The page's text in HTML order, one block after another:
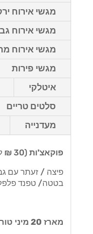
מגשי אירוח
מגשי אירוח
מגשי אירוח
מגשי פירות
איטלקי
סלטים טריים
מעדנייה
פוקאצ'ות (30 ₪ ליחידה)
פיצה / זעתר עם
בטטה/ טפנד
מארז 20 מיני טורטיות (מיקס)